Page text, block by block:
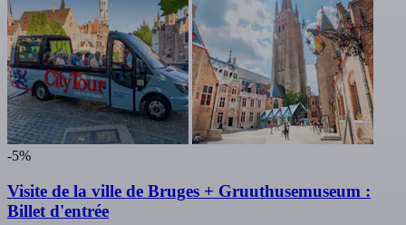
-5%
Visite de la ville de Bruges + Gruuthusemuseum :
Billet d'entrée